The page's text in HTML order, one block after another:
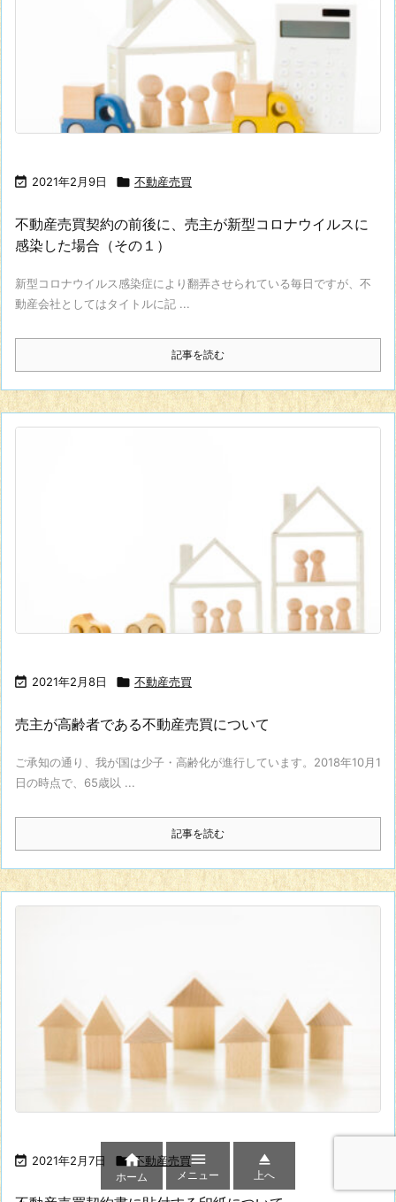
 2021年2月9日  不動産売買
不動産売買契約の前後に、売主が新型コロナウイルスに
感染した場合（その１）
新型コロナウイルス感染症により翻弄させられている毎日ですが、不
動産会社としてはタイトルに記 ...
記事を読む
 2021年2月8日  不動産売買
売主が高齢者である不動産売買について
ご承知の通り、我が国は少子・高齢化が進行しています。2018年10月1
日の時点で、65歳以 ...
記事を読む
 2021年2月7日  不動産売買

ホーム

メニュー

上へ